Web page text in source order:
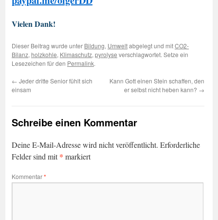
Vielen Dank!
Dieser Beitrag wurde unter Bildung, Umweltabgelegt und mitCO2-
Bilanz, holzkohle, Klimaschutz, pyrolyse verschlagwortet. Setze ein
Lesezeichen für den Permalink.
← Jeder dritte Senior fühlt sich
einsam
Kann Gott einen Stein schaffen, den
er selbst nicht heben kann? →
Schreibe einen Kommentar
Deine E-Mail-Adresse wird nicht veröffentlicht. Erforderliche
Felder sind mit* markiert
Kommentar*